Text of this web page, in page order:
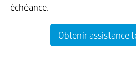
échéance.
Obtenir assistance